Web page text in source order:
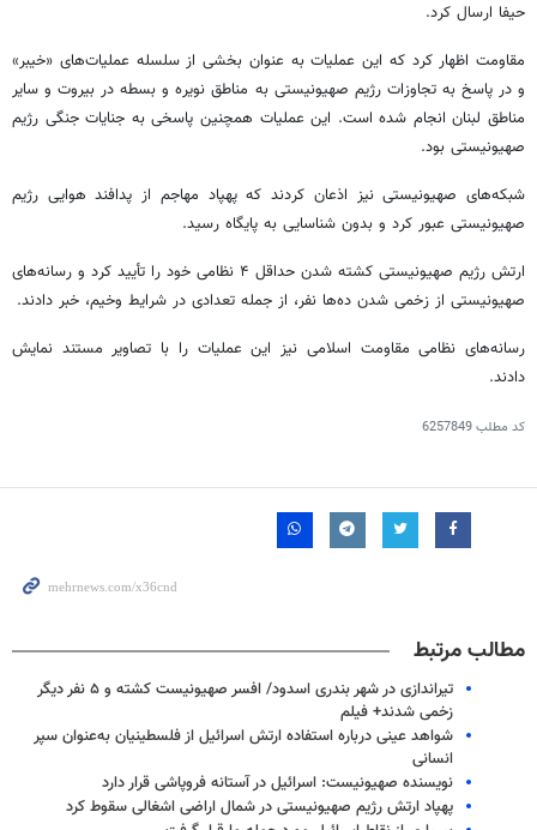
حیفا ارسال کرد.
مقاومت اظهار کرد که این عملیات به عنوان بخشی از سلسله عملیات‌های «خیبر»
و در پاسخ به تجاوزات رژیم صهیونیستی به مناطق نویرهو بسطهدر بیروت و سایر
مناطق لبنان انجام شده است. این عملیات همچنین پاسخی به جنایات جنگی رژیم
صهیونیستی بود.
شبکه‌های صهیونیستی نیز اذعان کردند که پهپاد مهاجم از پدافند هوایی رژیم
صهیونیستی عبور کرد و بدون شناسایی به پایگاه رسید.
ارتش رژیم صهیونیستی کشته شدن حداقل ۴ نظامی خود را تأیید کرد و رسانه‌های
صهیونیستی از زخمی شدن ده‌ها نفر، از جمله تعدادی در شرایط وخیم، خبر دادند.
رسانه‌های نظامی مقاومت اسلامی نیز این عملیات را با تصاویر مستند نمایش
دادند.
کد مطلب6257849
مطالب مرتبط
تیراندازی در شهر بندری اسدود/ افسر صهیونیست کشته و ۵ نفر دیگر
زخمی شدند+ فیلم
شواهد عینی درباره استفاده ارتش اسرائیل از فلسطینیان به‌عنوان سپر
انسانی
نویسنده صهیونیست: اسرائیل در آستانه فروپاشی قرار دارد
پهپاد ارتش رژیم صهیونیستی در شمال اراضی اشغالی سقوط کرد